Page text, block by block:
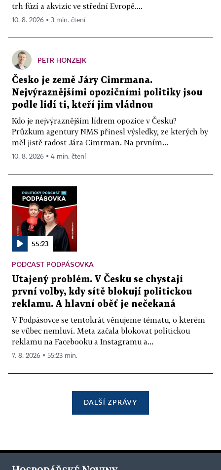
trh fúzí a akvizic ve střední Evropě....
10. 8. 2026 ▪ 3 min. čtení
PETR HONZEJK
Česko je země Járy Cimrmana.
Nejvýraznějšími opozičními politiky jsou
podle lidí ti, kteří jim vládnou
Kdo je nejvýraznějším lídrem opozice v Česku?
Průzkum agentury NMS přinesl výsledky, ze kterých by
měl jistě radost Jára Cimrman. Na prvním...
10. 8. 2026 ▪ 4 min. čtení
55:23
PODCAST PODPÁSOVKA
Utajený problém. V Česku se chystají
první volby, kdy sítě blokují politickou
reklamu. A hlavní oběť je nečekaná
V Podpásovce se tentokrát věnujeme tématu, o kterém
se vůbec nemluví. Meta začala blokovat politickou
reklamu na Facebooku a Instagramu a...
7. 8. 2026 ▪ 55:23 min.
DALŠÍ ZPRÁVY